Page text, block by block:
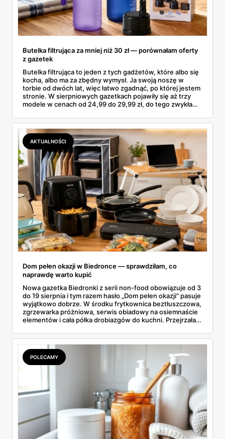
Butelka filtrująca za mniej niż 30 zł — porównałam oferty
z gazetek
Butelka filtrująca to jeden z tych gadżetów, które albo się
kocha, albo ma za zbędny wymysł. Ja swoją noszę w
torbie od dwóch lat, więc łatwo zgadnąć, po której jestem
stronie. W sierpniowych gazetkach pojawiły się aż trzy
modele w cenach od 24,99 do 29,99 zł, do tego zwykła
wszystkie oferty i policzyłam, kiedy taki zakup faktycznie
się opłaca.
AKTUALNOŚCI
Dom pełen okazji w Biedronce — sprawdziłam, co
naprawdę warto kupić
Nowa gazetka Biedronki z serii non-food obowiązuje od 3
do 19 sierpnia i tym razem hasło „Dom pełen okazji" pasuje
wyjątkowo dobrze. W środku frytkownica beztłuszczowa,
zgrzewarka próżniowa, serwis obiadowy na osiemnaście
elementów i cała półka drobiazgów do kuchni. Przejrzałam
się przy półce z samego rana.
POLECAMY